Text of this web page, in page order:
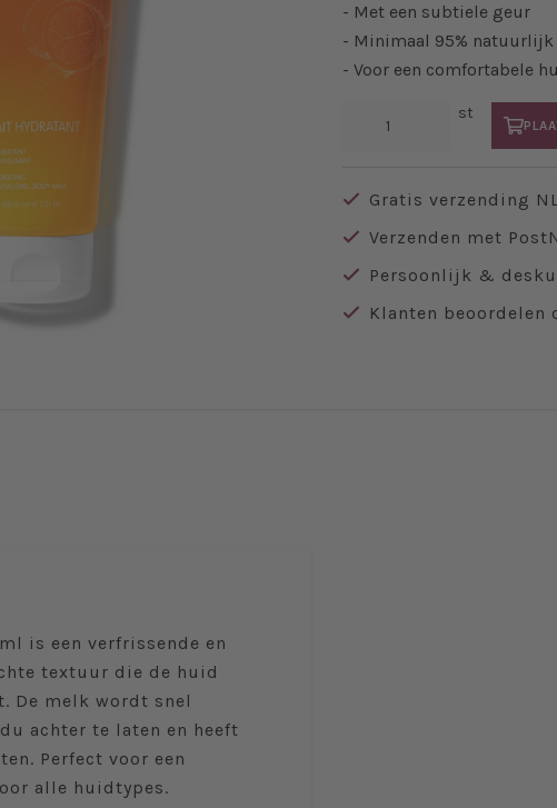
- Met een subtiele geur
- Minimaal 95% natuurlijk
- Voor een comfortabele
st
Gratis verzending
Verzenden met
Persoonlijk &
Klanten beoordelen
is een verfrissende en
textuur die de huid
De melk wordt snel
achter te laten en heeft
Perfect voor een
alle huidtypes.